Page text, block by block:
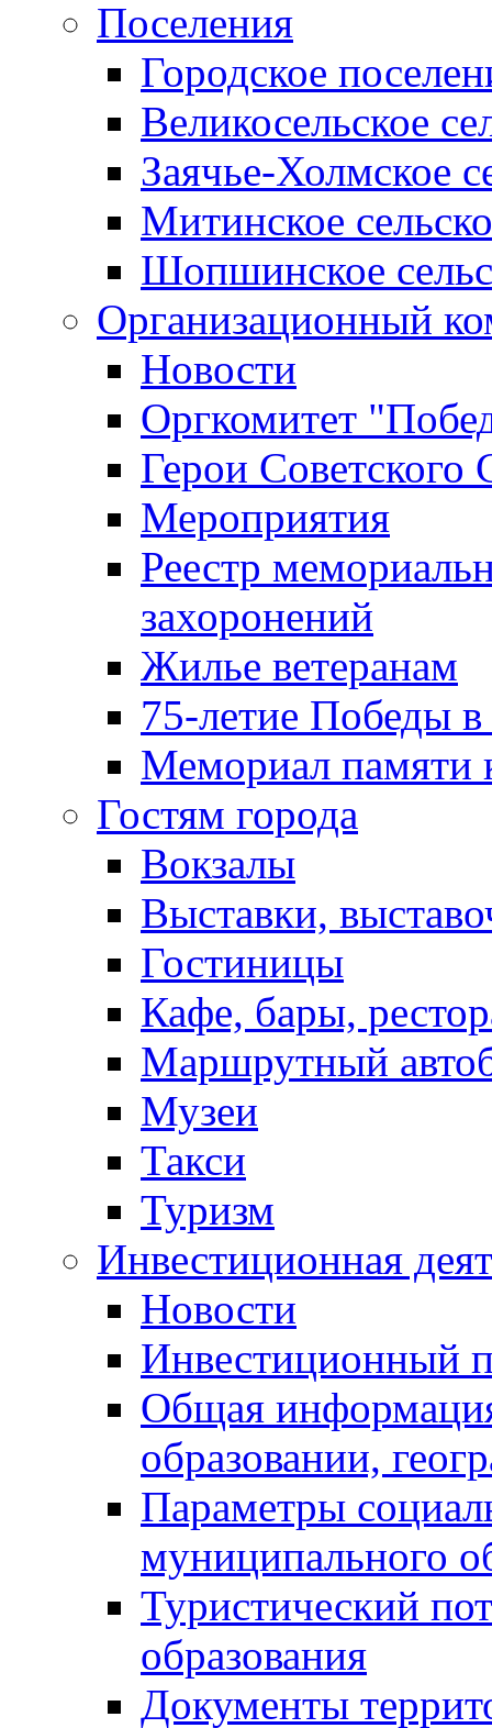
Поселения
Городское
Великосельское
Заячье-Холмское
Митинское
Шопшинское
Организационный
Новости
Оргкомитет
Герои Советского
Мероприятия
Реестр
захоронений
Жилье ветеранам
75-летие Победы
Мемориал памяти
Гостям города
Вокзалы
Выставки,
Гостиницы
Кафе, бары,
Маршрутный
Музеи
Такси
Туризм
Инвестиционная
Новости
Инвестиционный
Общая
образовании,
Параметры
муниципального
Туристический
образования
Документы